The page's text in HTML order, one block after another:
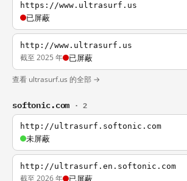
https://www.ultrasurf.us
已屏蔽
http://www.ultrasurf.us
截至 2025 年 已屏蔽
查看 ultrasurf.us 的全部 →
softonic.com · 2
http://ultrasurf.softonic.com
未屏蔽
http://ultrasurf.en.softonic.com
截至 2026 年 已屏蔽